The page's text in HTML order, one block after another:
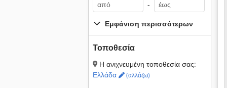
-
Εμφάνιση περισσότερων
Τοποθεσία
Η ανιχνευμένη τοποθεσία σας:
Ελλάδα
(αλλάζω)